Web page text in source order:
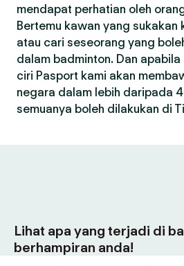
mendapat perhatian oleh
Bertemu kawan yang sukakan
atau cari seseorang yang
dalam badminton. Dan
ciri Pasport kami akan
negara dalam lebih daripada
semuanya boleh dilakukan di
Lihat apa yang terjadi di
berhampiran anda!